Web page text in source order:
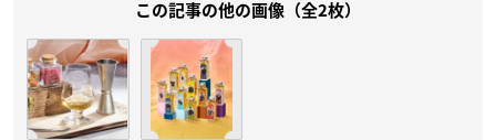
この記事の他の画像（全2枚）